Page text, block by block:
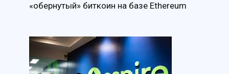
«обернутый» биткоин на базе Ethereum